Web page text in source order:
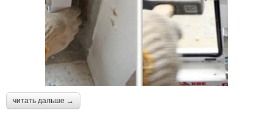
читать дальше →